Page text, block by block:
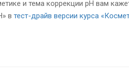
и тема коррекции рН вам
в тест-драйв версии курса